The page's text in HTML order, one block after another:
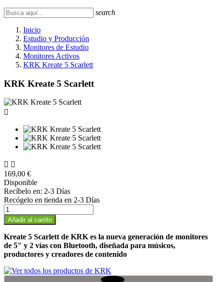
search
Inicio
Estudio y Producción
Monitores de Estudio
Monitores Activos
KRK Kreate 5 Scarlett
KRK Kreate 5 Scarlett

 
169,00 €
Disponible
Recíbelo en: 2-3 Días
Recógelo en tienda en 2-3 Días
Añadir al carrito
Kreate 5 Scarlett de KRK es la nueva generación de monitores
de 5" y 2 vías con Bluetooth, diseñada para músicos,
productores y creadores de contenido